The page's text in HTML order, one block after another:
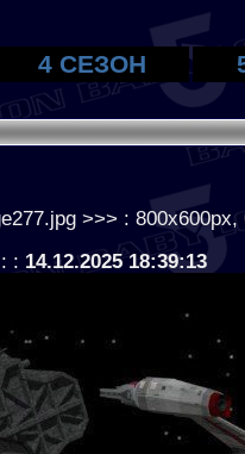
4 СЕЗОН
>>> : 800x600px,
: 14.12.2025 18:39:13